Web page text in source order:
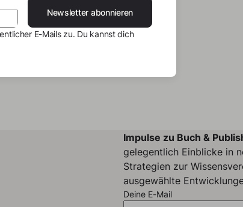
Impulse zu Buch &
gelegentlich Einblicke in
Strategien zur
ausgewählte
Deine E-Mail
Newsletter abonnieren
E-Mails zu. Du kannst dich